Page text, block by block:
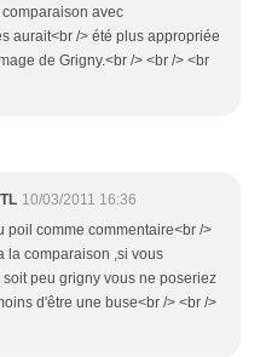
comparaison avec
aurait<br /> été plus appropriée
de Grigny.<br /> <br /> <br
10/03/2011 16:36
poil comme commentaire<br />
la comparaison ,si vous
peu grigny vous ne poseriez
d'être une buse<br /> <br />